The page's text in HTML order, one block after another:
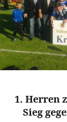
1. Herren
Sieg